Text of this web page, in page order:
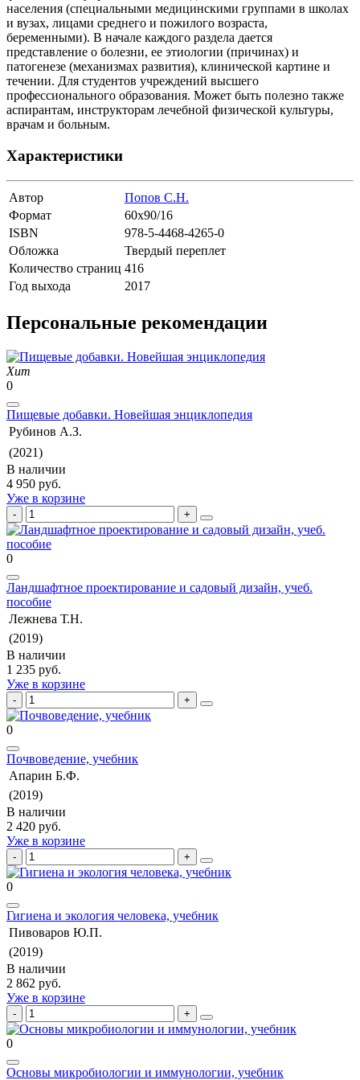
населения (специальными медицинскими группами в школах
и вузах, лицами среднего и пожилого возраста,
беременными). В начале каждого раздела дается
представление о болезни, ее этиологии (причинах) и
патогенезе (механизмах развития), клинической картине и
течении. Для студентов учреждений высшего
профессионального образования. Может быть полезно также
аспирантам, инструкторам лечебной физической культуры,
врачам и больным.
Характеристики
Автор
Попов С.Н.
Формат
60х90/16
ISBN
978-5-4468-4265-0
Обложка
Твердый переплет
Количество страниц 416
Год выхода
2017
Персональные рекомендации
Хит
0
Пищевые добавки. Новейшая энциклопедия
Рубинов А.З.
(2021)
В наличии
4 950 руб.
Уже в корзине
0
Ландшафтное проектирование и садовый дизайн, учеб.
пособие
Лежнева Т.Н.
(2019)
В наличии
1 235 руб.
Уже в корзине
0
Почвоведение, учебник
Апарин Б.Ф.
(2019)
В наличии
2 420 руб.
Уже в корзине
0
Гигиена и экология человека, учебник
Пивоваров Ю.П.
(2019)
В наличии
2 862 руб.
Уже в корзине
0
Основы микробиологии и иммунологии, учебник